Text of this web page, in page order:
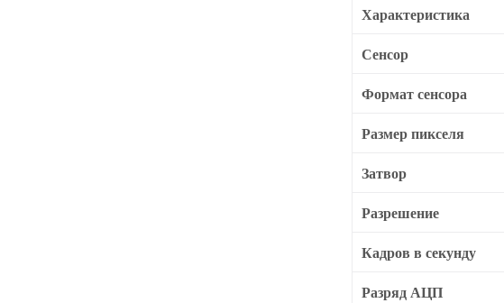
Характеристика
Сенсор
Формат сенсора
Размер пикселя
Затвор
Разрешение
Кадров в секунду
Разряд АЦП